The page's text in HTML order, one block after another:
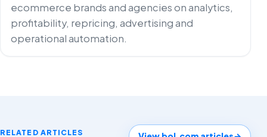
ecommerce brands and agencies on analytics,
profitability, repricing, advertising and
operational automation.
RELATED ARTICLES